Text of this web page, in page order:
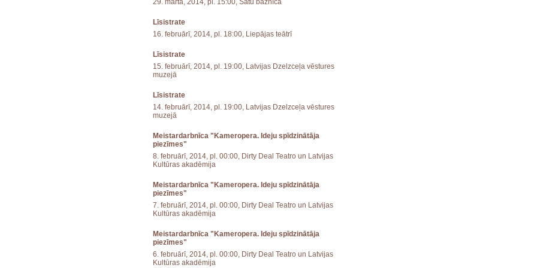
29. martā, 2014, pl. 15:00, Sātu baznīcā
Līsistrate
16. februārī, 2014, pl. 18:00, Liepājas teātrī
Līsistrate
15. februārī, 2014, pl. 19:00, Latvijas Dzelzceļa vēstures
muzejā
Līsistrate
14. februārī, 2014, pl. 19:00, Latvijas Dzelzceļa vēstures
muzejā
Meistardarbnīca "Kameropera. Ideju spīdzinātāja
piezīmes"
8. februārī, 2014, pl. 00:00, Dirty Deal Teatro un Latvijas
Kultūras akadēmija
Meistardarbnīca "Kameropera. Ideju spīdzinātāja
piezīmes"
7. februārī, 2014, pl. 00:00, Dirty Deal Teatro un Latvijas
Kultūras akadēmija
Meistardarbnīca "Kameropera. Ideju spīdzinātāja
piezīmes"
6. februārī, 2014, pl. 00:00, Dirty Deal Teatro un Latvijas
Kultūras akadēmija